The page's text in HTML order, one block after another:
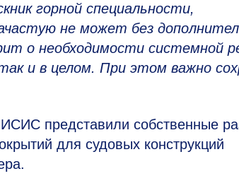
горной специальности,
не может без
о необходимости системной
и в целом. При этом важно
представили собственные
для судовых конструкций